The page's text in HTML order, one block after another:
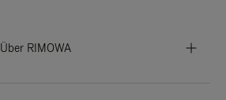
Über RIMOWA